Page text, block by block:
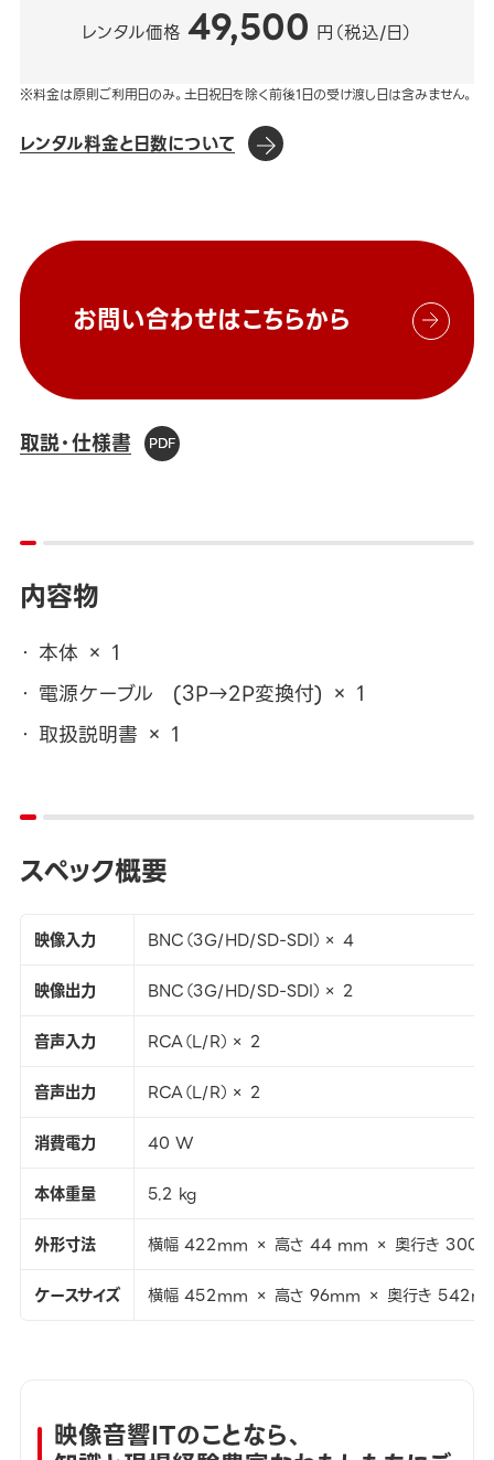
レンタル価格 49,500 円（税込/日）
※料金は原則ご利用日のみ。土日祝日を除く前後1日の受け渡し日は含みません。
レンタル料金と日数について
お問い合わせはこちらから
取説・仕様書
内容物
本体 × 1
電源ケーブル (3P→2P変換付) × 1
取扱説明書 × 1
スペック概要
映像入力
BNC（3G/HD/SD-SDI）× 4
映像出力
BNC（3G/HD/SD-SDI）× 2
音声入力
RCA（L/R）× 2
音声出力
RCA（L/R）× 2
消費電力
40 W
本体重量
5.2 kg
外形寸法
横幅 422mm × 高さ 44 mm × 奥行き
ケースサイズ
横幅 452mm × 高さ 96mm × 奥行き
映像音響ITのことなら、